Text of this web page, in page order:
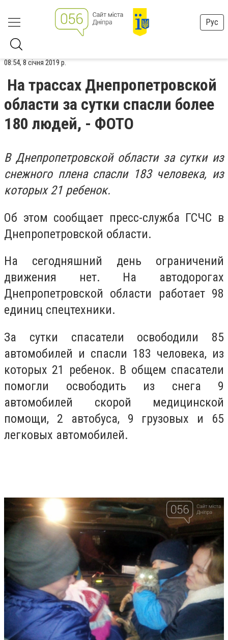
Рус
08:54, 8 січня 2019 р.
На трассах Днепропетровской
области за сутки спасли более
180 людей, - ФОТО
В Днепропетровской области за сутки из
снежного плена спасли 183 человека, из
которых 21 ребенок.
Об этом сообщает пресс-служба ГСЧС в
Днепропетровской области.
На сегодняшний день ограничений
движения нет. На автодорогах
Днепропетровской области работает 98
единиц спецтехники.
За сутки спасатели освободили 85
автомобилей и спасли 183 человека, из
которых 21 ребенок. В общем спасатели
помогли освободить из снега 9
автомобилей скорой медицинской
помощи, 2 автобуса, 9 грузовых и 65
легковых автомобилей.